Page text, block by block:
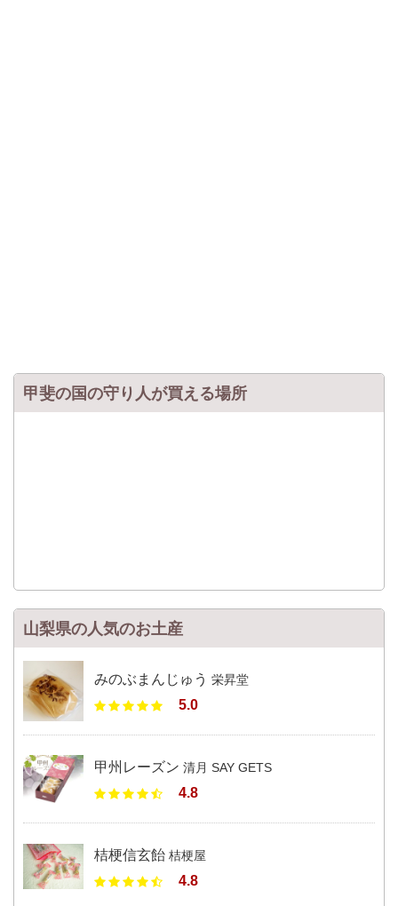
甲斐の国の守り人が買える場所
山梨県の人気のお土産
みのぶまんじゅう 栄昇堂
5.0
甲州レーズン 清月 SAY GETS
4.8
桔梗信玄飴 桔梗屋
4.8